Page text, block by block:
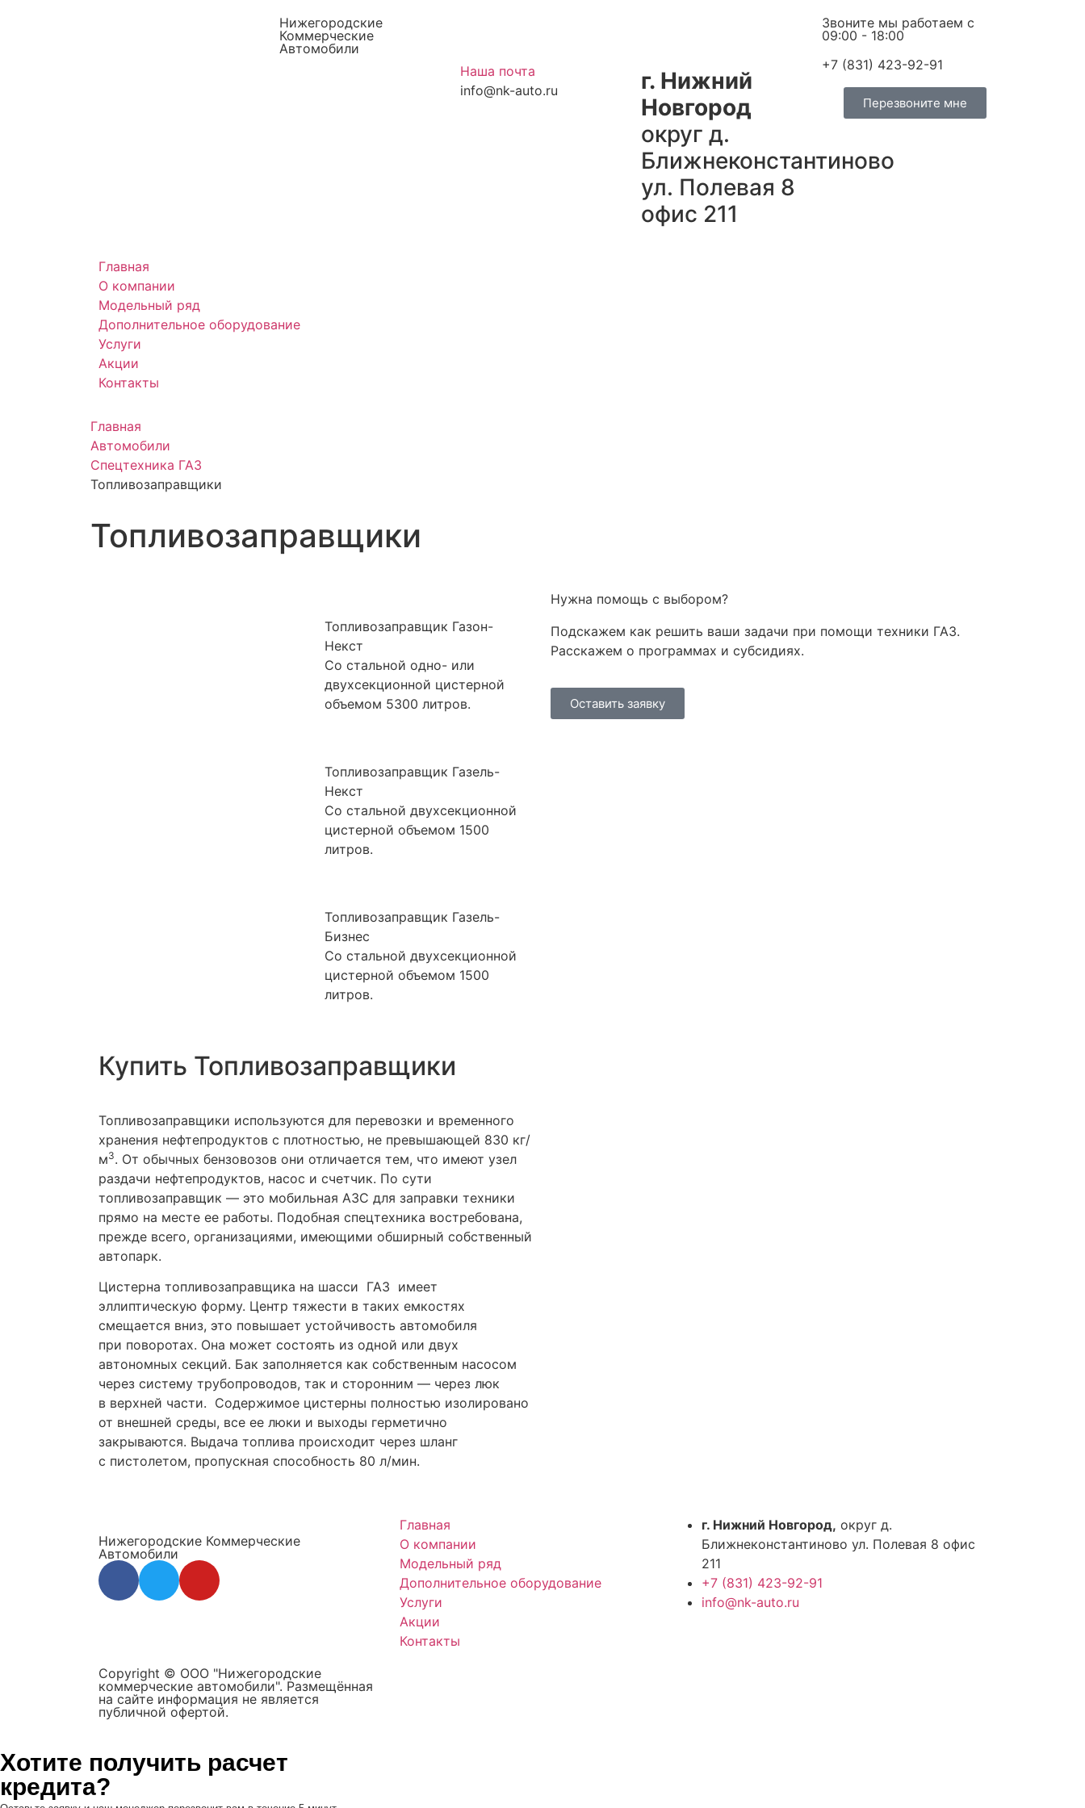
Нижегородские
Коммерческие
Автомобили
Наша почта
info@nk-auto.ru
г. Нижний
Новгород
округ д.
Ближнеконстантиново
ул. Полевая 8
офис 211
Звоните мы работаем c
09:00 - 18:00
+7 (831) 423-92-91
Перезвоните мне
Главная
О компании
Модельный ряд
Дополнительное оборудование
Услуги
Акции
Контакты
Главная
Автомобили
Спецтехника ГАЗ
Топливо­заправщики
Топливо­заправщики
Топливозаправщик Газон-
Некст
Со стальной одно- или
двухсекционной цистерной
объемом 5300 литров.
Топливозаправщик Газель-
Некст
Со стальной двухсекционной
цистерной объемом 1500
литров.
Топливозаправщик Газель-
Бизнес
Со стальной двухсекционной
цистерной объемом 1500
литров.
Купить Топливо­заправщики
Топливозаправщики используются для перевозки и временного
хранения нефтепродуктов с плотностью, не превышающей 830 кг/
м3. От обычных бензовозов они отличается тем, что имеют узел
раздачи нефтепродуктов, насос и счетчик. По сути
топливозаправщик — это мобильная АЗС для заправки техники
прямо на месте ее работы. Подобная спецтехника востребована,
прежде всего, организациями, имеющими обширный собственный
автопарк.
Цистерна топливозаправщика на шасси ГАЗ имеет
эллиптическую форму. Центр тяжести в таких емкостях
смещается вниз, это повышает устойчивость автомобиля
при поворотах. Она может состоять из одной или двух
автономных секций. Бак заполняется как собственным насосом
через систему трубопроводов, так и сторонним — через люк
в верхней части. Содержимое цистерны полностью изолировано
от внешней среды, все ее люки и выходы герметично
закрываются. Выдача топлива происходит через шланг
с пистолетом, пропускная способность 80 л/мин.
Нужна помощь с выбором?
Подскажем как решить ваши задачи при помощи техники ГАЗ.
Расскажем о программах и субсидиях.
Оставить заявку
Нижегородские Коммерческие
Автомобили
Главная
О компании
Модельный ряд
Дополнительное оборудование
Услуги
Акции
Контакты
г. Нижний Новгород, округ д.
Ближнеконстантиново ул. Полевая 8 офис
211
+7 (831) 423-92-91
info@nk-auto.ru
Copyright © ООО "Нижегородские
коммерческие автомобили". Размещённая
на сайте информация не является
публичной офертой.
Хотите получить расчет
кредита?